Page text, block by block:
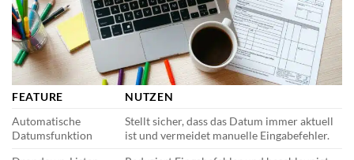
FEATURE
NUTZEN
Automatische
Datumsfunktion
Stellt sicher, dass das Datum immer aktuell
ist und vermeidet manuelle Eingabefehler.